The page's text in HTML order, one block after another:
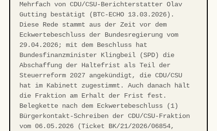
Mehrfach von CDU/CSU-Berichterstatter Olav
Gutting bestätigt (BTC-ECHO 13.03.2026).
Diese Rede stammt aus der Zeit vor dem
Eckwertebeschluss der Bundesregierung vom
29.04.2026; mit dem Beschluss hat
Bundesfinanzminister Klingbeil (SPD) die
Abschaffung der Haltefrist als Teil der
Steuerreform 2027 angekündigt, die CDU/CSU
hat im Kabinett zugestimmt. Auch danach hält
die Fraktion am Erhalt der Frist fest.
Belegkette nach dem Eckwertebeschluss (1)
Bürgerkontakt-Schreiben der CDU/CSU-Fraktion
vom 06.05.2026 (Ticket BK/21/2026/06854,